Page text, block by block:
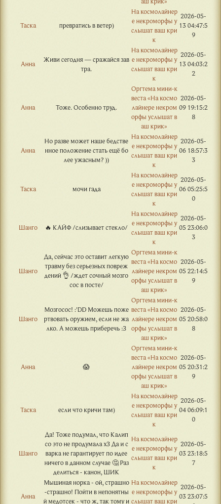
Таска превратись в ветер)
На космолайнер
е некроморфы у
слышат ваш кри
к
2026-05-
13 04:47:5
9
Анна
Живи сегодня — сражайся зав
тра.
На космолайнер
е некроморфы у
слышат ваш кри
к
2026-05-
13 04:03:2
2
Анна Тоже. Особенно труд.
Оргтема мини-к
веста «На космо
лайнере некром
орфы услышат в
аш крик»
2026-05-
09 19:15:2
8
Анна
Но разве может наше бедстве
нное положение стать ещё бо
лее ужасным? ))
На космолайнер
е некроморфы у
слышат ваш кри
к
2026-05-
06 18:57:3
3
Таска мочи гада
На космолайнер
е некроморфы у
слышат ваш кри
к
2026-05-
06 05:25:5
0
Шанго 🔥 КАЙФ /слизывает стекло/
На космолайнер
е некроморфы у
слышат ваш кри
к
2026-05-
05 23:06:0
3
Шанго
Да, сейчас это оставит легкую
травму без серьезных повреж
дений 👌 /ждет сочный мозго
сос в посте/
Оргтема мини-к
веста «На космо
лайнере некром
орфы услышат в
аш крик»
2026-05-
05 22:14:5
9
Шанго
Мозгосос! :'DD Можешь поже
ртвовать оружием, если не жа
лко. А можешь приберечь :З
Оргтема мини-к
веста «На космо
лайнере некром
орфы услышат в
аш крик»
2026-05-
05 20:58:0
8
Анна 😱
Оргтема мини-к
веста «На космо
лайнере некром
орфы услышат в
аш крик»
2026-05-
05 20:31:2
9
Таска если что кричи там)
На космолайнер
е некроморфы у
слышат ваш кри
к
2026-05-
04 06:09:1
0
Шанго
Да! Тоже подумал, что Калип
со это не продумала хЗ Да и с
варка не гарантирует по идее
ничего в данном случае 🤔 Раз
делиться - канон, ШИК
На космолайнер
е некроморфы у
слышат ваш кри
к
2026-05-
03 23:18:5
7
Анна
Мышиная норка - ой, страшно
-страшно! Пойти в непонятны
й медотсек - что ж, так тому и
На космолайнер
е некроморфы у
слышат ваш кри
2026-05-
03 23:07:5